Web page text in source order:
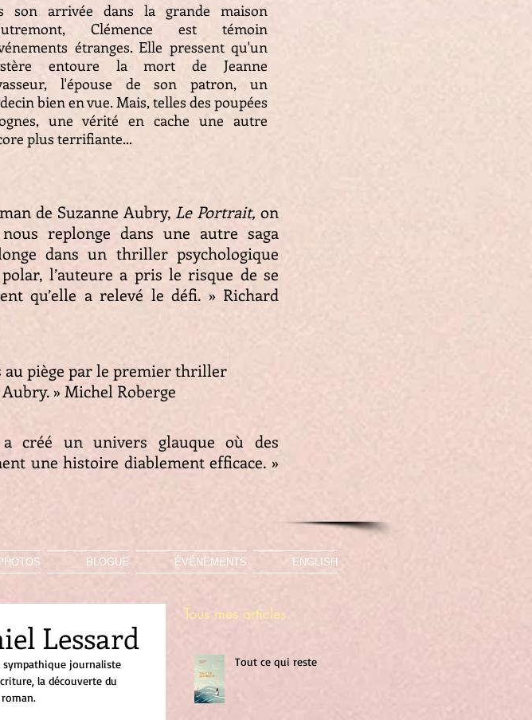
son arrivée dans la grande maison
Clémence est témoin
étranges. Elle pressent qu'un
entoure la mort de Jeanne
l'épouse de son patron, un
bien en vue. Mais, telles des poupées
une vérité en cache une autre
plus terrifiante...
de Suzanne Aubry, Le Portrait, on
replonge dans une autre saga
dans un thriller psychologique
l’auteure a pris le risque de se
qu’elle a relevé le défi. » Richard
au piège par le premier thriller
» Michel Roberge
créé un univers glauque où des
une histoire diablement efficace. »
BLOGUE ÉVÉNEMENTS ENGLISH
Lessard
sympathique journaliste
la découverte du
Tous mes articles
Tout ce qui reste